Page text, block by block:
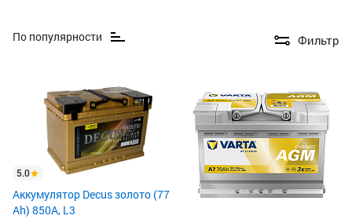
По популярности Фильтр
5.0
Аккумулятор Decus золото (77
Ah) 850А, L3